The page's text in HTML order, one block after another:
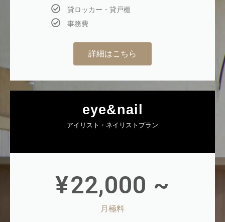
貸ロッカー・貸戸棚
事務費
詳細はこちら
eye&nail
アイリスト・ネイリストプラン
¥22,000 ~
月極料